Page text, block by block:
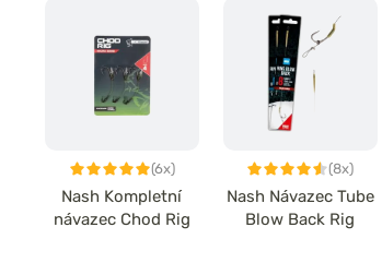
(6x)
Nash Kompletní
návazec Chod Rig
(8x)
Nash Návazec Tube
Blow Back Rig